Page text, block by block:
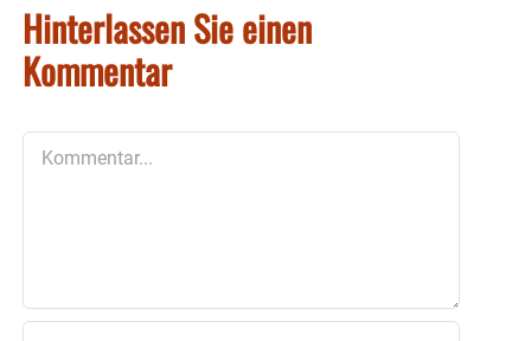
Hinterlassen Sie einen
Kommentar